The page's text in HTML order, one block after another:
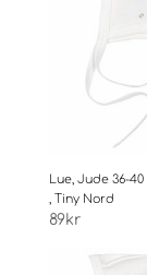
Lue, Jude 36-
, Tiny Nord
89kr